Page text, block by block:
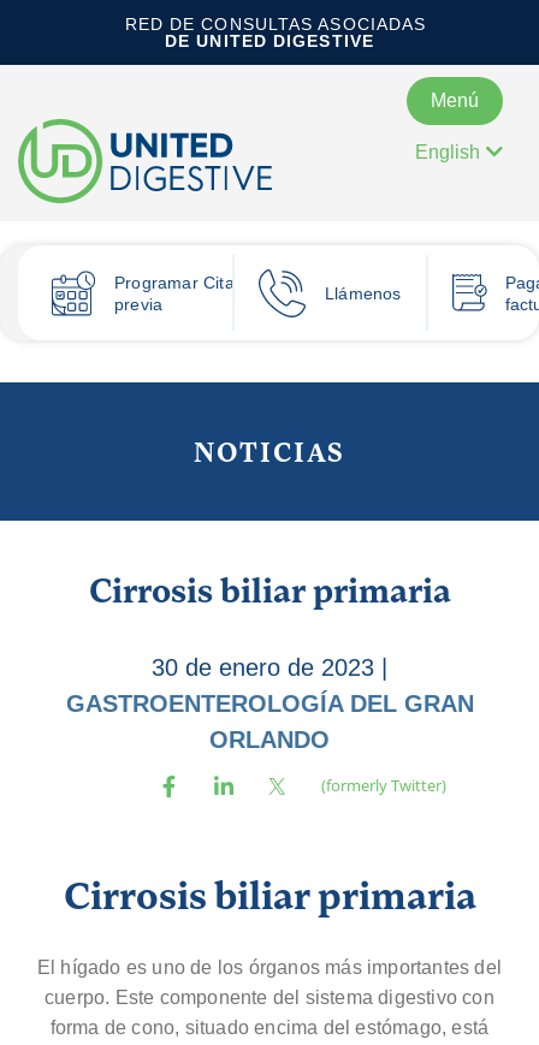
RED DE CONSULTAS ASOCIADAS
DE UNITED DIGESTIVE
Menú
English
ProgramarCita
previa
Llámenos
NOTICIAS
Cirrosis biliar primaria
30 de enero de 2023
GASTROENTEROLOGÍA DEL GRAN
ORLANDO
Cirrosis biliar primaria
El hígado es uno de los órganos más importantes del
cuerpo. Este componente del sistema digestivo con
forma de cono, situado encima del estómago, está